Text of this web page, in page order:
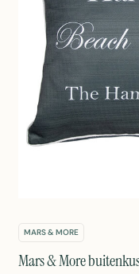
MARS & MORE
Mars & More